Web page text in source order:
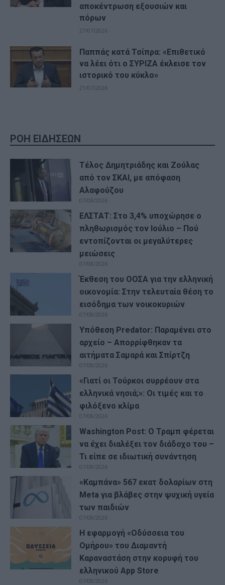
αποκέντρωση εξουσιών και
πόρων
27/07/2026
Παππάς κατά Τσίπρα: «Επιθετικό
να λέει ότι ο ΣΥΡΙΖΑ έκλεισε τον
ιστορικό του κύκλο»
21/07/2026
ΡΟΗ ΕΙΔΗΣΕΩΝ
Τέλος Δημητριάδης και Ζούλας
από τον ΣΚΑΙ, με απόφαση
Αλαφούζου
07/08/2026
ΕΛΣΤΑΤ: Στο 3,4% υποχώρησε ο
πληθωρισμός τον Ιούλιο – Πού
εντοπίζονται οι μεγαλύτερες
μειώσεις
07/08/2026
Έκθεση του ΟΟΣΑ για την ελληνική
οικονομία: Στην τελευταία θέση το
εισόδημα των νοικοκυριών
07/08/2026
Υπόθεση Predator: Παραμένει στο
αρχείο – Απορρίφθηκαν τα
αιτήματα Σαμαρά και Σπίρτζη
07/08/2026
«Γιατί οι Τούρκοι συρρέουν στα
ελληνικά νησιά;»: Οι τιμές και το
φιλόξενο κλίμα
07/08/2026
Washington Post: Ο Τραμπ φέρεται
να έχει διαλέξει τον διάδοχο του –
Τι είπε σε ιδιωτική συνάντηση
07/08/2026
«Καμπάνα» 567 εκατ δολαρίων στη
Meta για βλάβες στην ψυχική υγεία
των παιδιών
07/08/2026
Η εφαρμογή «Οδύσσεια του
Ομήρου» του Διαμαντή
Καραναστάση στην κορυφή του
ελληνικού App Store
07/08/2026